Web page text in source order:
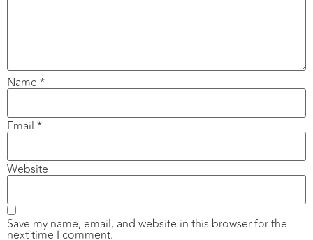
Name *
Email *
Website
Save my name, email, and website in this browser for the
next time I comment.